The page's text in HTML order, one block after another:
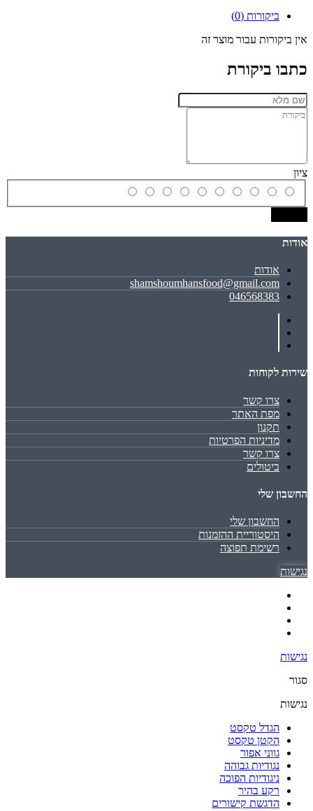
ביקורות (0)
אין ביקורות עבור מוצר זה
כתבו ביקורת
ציון
אודות
אודות
shamshoumhansfood@gmail.com
046568383
שירות לקוחות
צרו קשר
מפת האתר
תקנון
מדיניות הפרטיות
צרו קשר
ביטולים
החשבון שלי
החשבון שלי
היסטוריית ההזמנות
רשימת תפוצה
נגישות
נגישות
סגור
נגישות
הגדל טקסט
הקטן טקסט
גווני אפור
נגודיות גבוהה
ניגודיות הפוכה
רקע בהיר
הדגשת קישורים